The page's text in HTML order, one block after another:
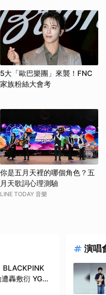
5大「歐巴樂團」來襲！FNC
家族粉絲大會考
你是五月天裡的哪個角色？五
月天歌詞心理測驗
LINE TODAY 音樂
BLACKPINK
轟敷衍 YG急
演唱